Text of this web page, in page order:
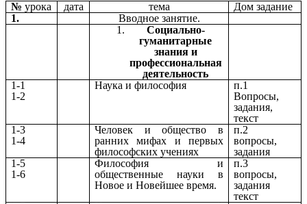
№ урока дата тема
Дом задание
1.
Вводное занятие.
Социально-
гуманитарные
знания и
профессиональная
деятельность
1-1
1-2
Наука и философия
п.1
Вопросы,
задания,
текст
1-3
1-4
Человек и общество в
ранних мифах и первых
философских учениях
п.2
вопросы,
задания
1-5
1-6
Философия и
общественные науки в
Новое и Новейшее время.
п.3
вопросы,
задания
текст